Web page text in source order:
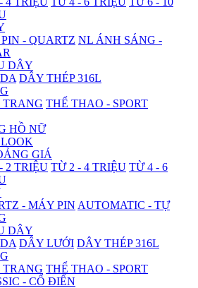
- QUARTZ NL ÁNH SÁNG -
DÂY
DÂY THÉP 316L
TRANG THỂ THAO - SPORT
HỒ NỮ
GIÁ
2 TRIỆU TỪ 2 - 4 TRIỆU TỪ 4 - 6
- MÁY PIN AUTOMATIC - TỰ
DÂY
DÂY LƯỚI DÂY THÉP 316L
TRANG THỂ THAO - SPORT
- CỔ ĐIỂN